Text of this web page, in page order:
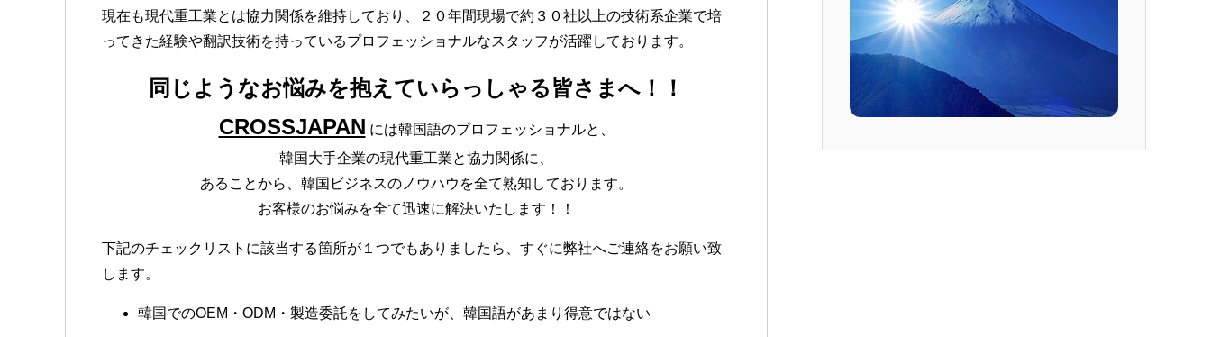
現在も現代重工業とは協力関係を維持しており、２０年間現場で約３０社以上の技術系企業で培
ってきた経験や翻訳技術を持っているプロフェッショナルなスタッフが活躍しております。
同じようなお悩みを抱えていらっしゃる皆さまへ！！
CROSSJAPAN には韓国語のプロフェッショナルと、
韓国大手企業の現代重工業と協力関係に、
あることから、韓国ビジネスのノウハウを全て熟知しております。
お客様のお悩みを全て迅速に解決いたします！！
下記のチェックリストに該当する箇所が１つでもありましたら、すぐに弊社へご連絡をお願い致
します。
韓国でのOEM・ODM・製造委託をしてみたいが、韓国語があまり得意ではない